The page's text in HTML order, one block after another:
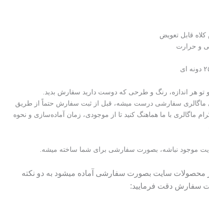
قابل تعویض
و حرارت
تو هر اندازه، رنگ و طرحی که دوست دارید سفارش بدید.
ماگالری سفارشی درست میشه، قبل از ثبت سفارش حتماً از طریق
ماگالری با ما هماهنگ کنید تا از موجودی، زمان آماده‌سازی و نحوه
موجود نباشه، بصورت سفارشی برای شما ساخته میشه.
محصولات سایت بصورت سفارشی آماده میشود به دو نکته
سفارش دقت فرمایید: